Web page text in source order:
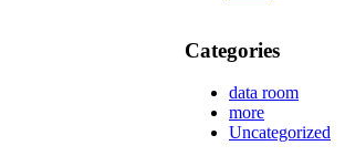
Categories
data room
more
Uncategorized